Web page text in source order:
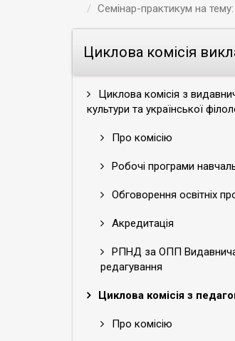
Семінар-практикум на
Циклова комісія
Циклова комісія з
культури та української
Про комісію
Робочі програми
Обговорення освітніх
Акредитація
РПНД за ОПП
редагування
Циклова комісія з
Про комісію